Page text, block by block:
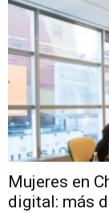
Mujeres en
digital: más